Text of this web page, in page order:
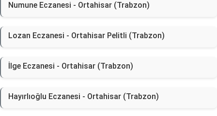
Numune Eczanesi - Ortahisar (Trabzon)
Lozan Eczanesi - Ortahisar Pelitli (Trabzon)
İlge Eczanesi - Ortahisar (Trabzon)
Hayırlıoğlu Eczanesi - Ortahisar (Trabzon)